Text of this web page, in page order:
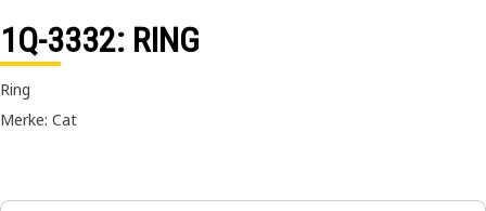
1Q-3332: RING
Ring
Merke: Cat